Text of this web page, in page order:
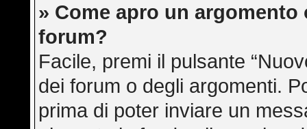
» Come apro un
forum?
Facile, premi il pulsante
dei forum o degli argomenti.
prima di poter inviare un